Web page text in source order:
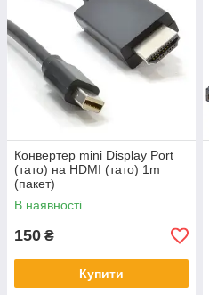
Конвертер mini Display Port
(тато) на HDMI (тато) 1m
(пакет)
В наявності
150 ₴
Купити